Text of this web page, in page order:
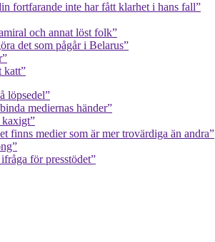
fortfarande inte har fått klarhet i hans fall”
och annat löst folk”
det som pågår i Belarus”
katt”
löpsedel”
mediernas händer”
kaxigt”
finns medier som är mer trovärdiga än andra”
för presstödet”